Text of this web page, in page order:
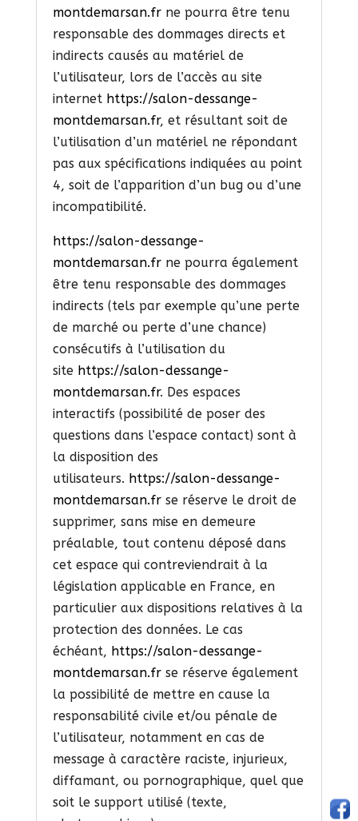
montdemarsan.fr ne pourra être tenu
responsable des dommages directs et
indirects causés au matériel de
l’utilisateur, lors de l’accès au site
internet https://salon-dessange-
montdemarsan.fr, et résultant soit de
l’utilisation d’un matériel ne répondant
pas aux spécifications indiquées au point
4, soit de l’apparition d’un bug ou d’une
incompatibilité.
https://salon-dessange-
montdemarsan.fr ne pourra également
être tenu responsable des dommages
indirects (tels par exemple qu’une perte
de marché ou perte d’une chance)
consécutifs à l’utilisation du
site https://salon-dessange-
montdemarsan.fr. Des espaces
interactifs (possibilité de poser des
questions dans l’espace contact) sont à
la disposition des
utilisateurs. https://salon-dessange-
montdemarsan.fr se réserve le droit de
supprimer, sans mise en demeure
préalable, tout contenu déposé dans
cet espace qui contreviendrait à la
législation applicable en France, en
particulier aux dispositions relatives à la
protection des données. Le cas
échéant, https://salon-dessange-
montdemarsan.fr se réserve également
la possibilité de mettre en cause la
responsabilité civile et/ou pénale de
l’utilisateur, notamment en cas de
message à caractère raciste, injurieux,
diffamant, ou pornographique, quel que
soit le support utilisé (texte,